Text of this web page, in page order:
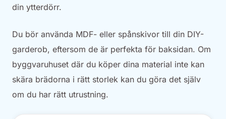
din ytterdörr.
Du bör använda MDF- eller spånskivor till din DIY-
garderob, eftersom de är perfekta för baksidan. Om
byggvaruhuset där du köper dina material inte kan
skära brädorna i rätt storlek kan du göra det själv
om du har rätt utrustning.